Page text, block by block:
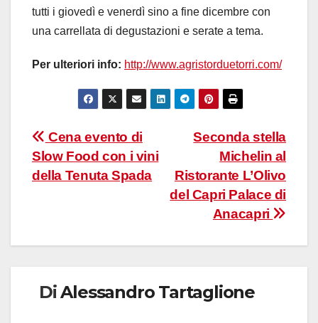
tutti i giovedì e venerdì sino a fine dicembre con
una carrellata di degustazioni e serate a tema.
Per ulteriori info: http://www.agristorduetorri.com/
Navigazione
articoli
Seconda stella
Michelin al
Ristorante L’Olivo
del Capri Palace di
Anacapri
Cena evento di
Slow Food con i vini
della Tenuta Spada
DiAlessandro Tartaglione